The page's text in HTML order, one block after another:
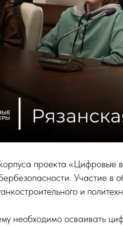
проекта «Цифровые
Участие в
и
необходимо осваивать